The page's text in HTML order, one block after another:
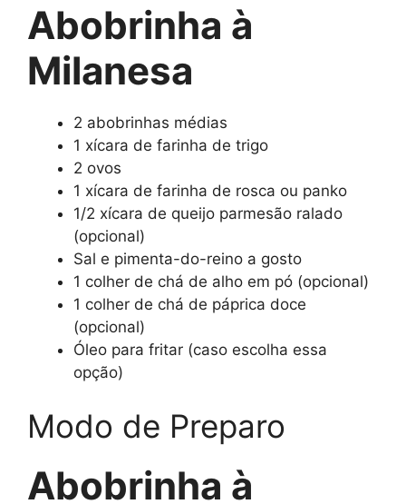
Abobrinha à
Milanesa
2 abobrinhas médias
1 xícara de farinha de trigo
2 ovos
1 xícara de farinha de rosca ou panko
1/2 xícara de queijo parmesão ralado
(opcional)
Sal e pimenta-do-reino a gosto
1 colher de chá de alho em pó (opcional)
1 colher de chá de páprica doce
(opcional)
Óleo para fritar (caso escolha essa
opção)
Modo de Preparo
Abobrinha à